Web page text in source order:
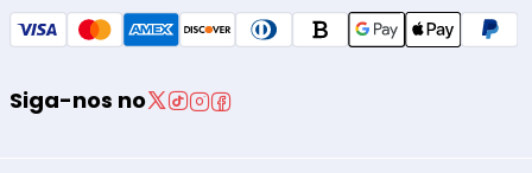
Siga-nos no